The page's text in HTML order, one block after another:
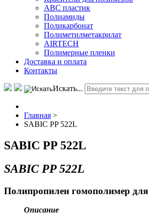
АВС пластик
Полиамиды
Поликарбонат
Полиметилметакрилат
AIRTECH
Полимерные пленки
Доставка и оплата
Контакты
Искать...
Главная >
SABIC PP 522L
SABIC PP 522L
SABIC PP 522L
Полипропилен гомополимер
Описание